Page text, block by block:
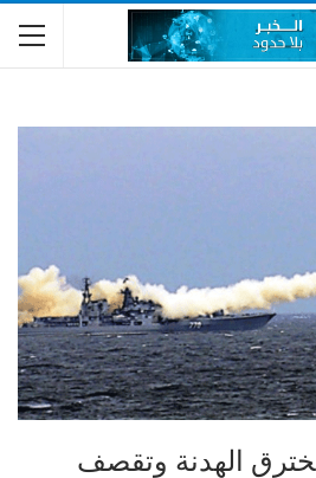
الهدنة وتقصف